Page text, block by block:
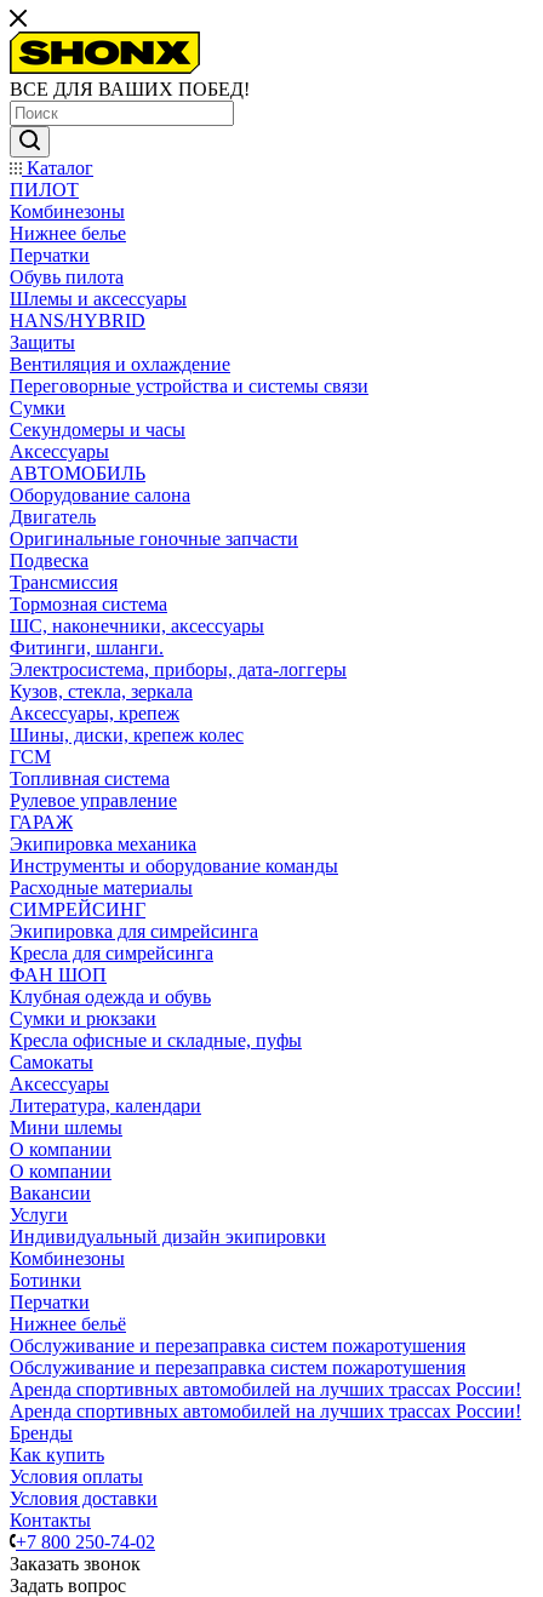
ВСЕ ДЛЯ ВАШИХ ПОБЕД!
Каталог
ПИЛОТ
Комбинезоны
Нижнее белье
Перчатки
Обувь пилота
Шлемы и аксессуары
HANS/HYBRID
Защиты
Вентиляция и охлаждение
Переговорные устройства и системы связи
Сумки
Секундомеры и часы
Аксессуары
АВТОМОБИЛЬ
Оборудование салона
Двигатель
Оригинальные гоночные запчасти
Подвеска
Трансмиссия
Тормозная система
ШС, наконечники, аксессуары
Фитинги, шланги.
Электросистема, приборы, дата-логгеры
Кузов, стекла, зеркала
Аксессуары, крепеж
Шины, диски, крепеж колес
ГСМ
Топливная система
Рулевое управление
ГАРАЖ
Экипировка механика
Инструменты и оборудование команды
Расходные материалы
СИМРЕЙСИНГ
Экипировка для симрейсинга
Кресла для симрейсинга
ФАН ШОП
Клубная одежда и обувь
Сумки и рюкзаки
Кресла офисные и складные, пуфы
Самокаты
Аксессуары
Литература, календари
Мини шлемы
О компании
О компании
Вакансии
Услуги
Индивидуальный дизайн экипировки
Комбинезоны
Ботинки
Перчатки
Нижнее бельё
Обслуживание и перезаправка систем пожаротушения
Обслуживание и перезаправка систем пожаротушения
Аренда спортивных автомобилей на лучших трассах России!
Аренда спортивных автомобилей на лучших трассах России!
Бренды
Как купить
Условия оплаты
Условия доставки
Контакты
+7 800 250-74-02
Заказать звонок
Задать вопрос